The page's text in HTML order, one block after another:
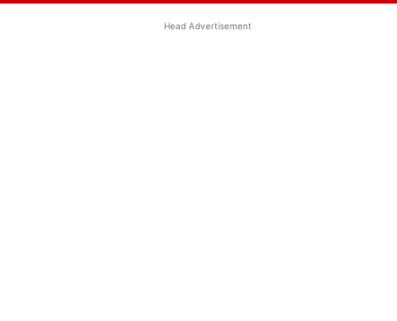
Head Advertisement